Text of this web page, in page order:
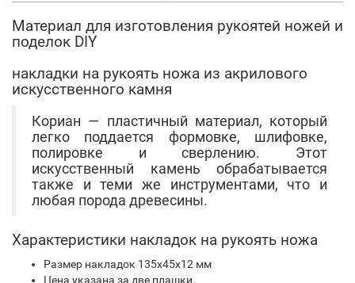
Материал для изготовления рукоятей ножей и
поделок DIY
накладки на рукоять ножа из акрилового
искусственного камня
Кориан — пластичный материал, который
легко поддается формовке, шлифовке,
полировке и сверлению. Этот
искусственный камень обрабатывается
также и теми же инструментами, что и
любая порода древесины.
Характеристики накладок на рукоять ножа
Размер накладок 135х45х12 мм
Цена указана за две плашки.